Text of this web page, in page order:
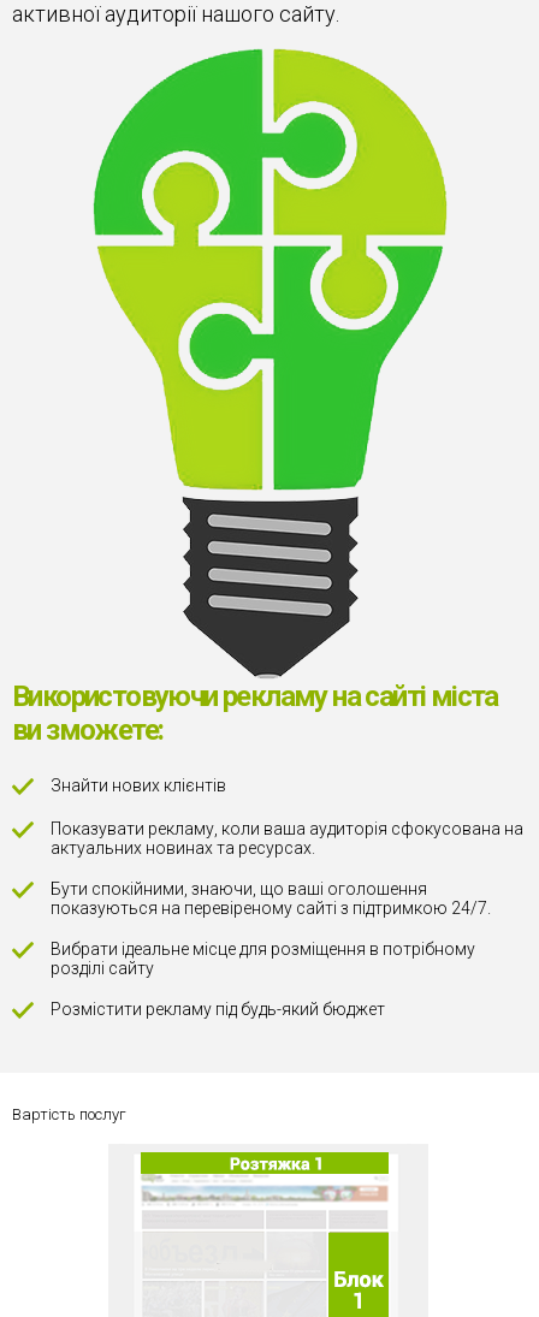
активної аудиторії нашого сайту.
Використовуючи рекламу на сайті міста
ви зможете:
Знайти нових клієнтів
Показувати рекламу, коли ваша аудиторія сфокусована на
актуальних новинах та ресурсах.
Бути спокійними, знаючи, що ваші оголошення
показуються на перевіреному сайті з підтримкою 24/7.
Вибрати ідеальне місце для розміщення в потрібному
розділі сайту
Розмістити рекламу під будь-який бюджет
Вартість послуг